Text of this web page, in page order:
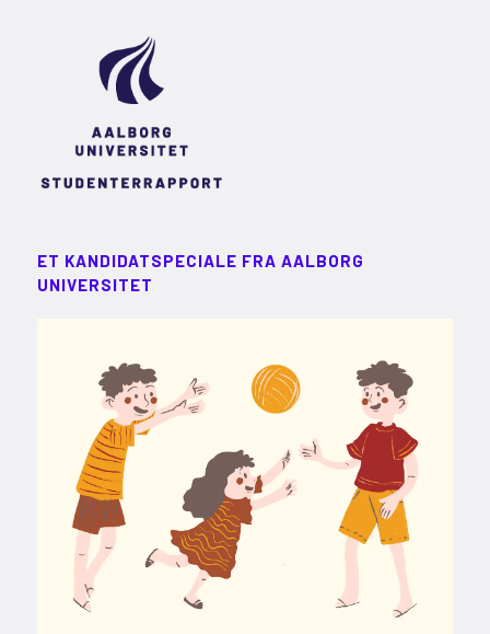
ET KANDIDATSPECIALE FRA AALBORG
UNIVERSITET